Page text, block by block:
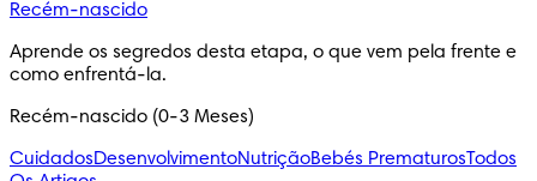
Recém-nascido
Aprende os segredos desta etapa, o que vem pela frente e
como enfrentá-la.
Recém-nascido (0-3 Meses)
CuidadosDesenvolvimentoNutriçãoBebés PrematurosTodos